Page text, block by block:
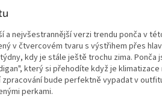
a nejvšestrannější verzi trendu ponča v
v čtvercovém tvaru s výstřihem přes
kdy je stále ještě trochu zima. Ponča
který si přehodíte když je klimatizace
bude perfektně vypadat v
perkami.